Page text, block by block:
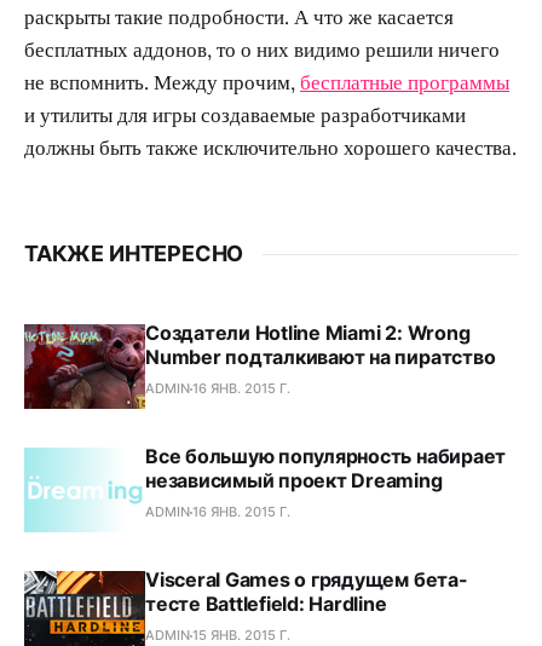
раскрыты такие подробности. А что же касается
бесплатных аддонов, то о них видимо решили ничего
не вспомнить. Между прочим,бесплатные программы
и утилиты для игры создаваемые разработчиками
должны быть также исключительно хорошего качества.
ТАКЖЕ ИНТЕРЕСНО
Создатели Hotline Miami 2: Wrong
Number подталкивают на пиратство
ADMIN16 ЯНВ. 2015 Г.
Все большую популярность набирает
независимый проект Dreaming
ADMIN16 ЯНВ. 2015 Г.
Visceral Games о грядущем бета-
тесте Battlefield: Hardline
ADMIN15 ЯНВ. 2015 Г.